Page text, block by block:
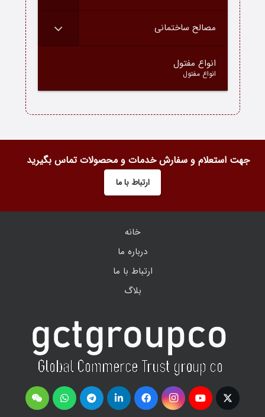
مصالح ساختمانی
انواع مفتول
انواع مفتول
جهت استعلام و سفارش خدمات و محصولات تماس بگیرید
ارتباط با ما
خانه
درباره ما
ارتباط با ما
بلاگ